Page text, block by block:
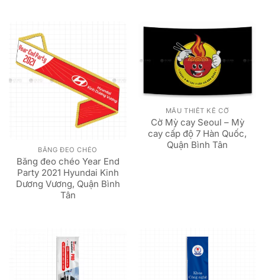
BĂNG ĐEO CHÉO
Băng đeo chéo Year End
Party 2021 Hyundai Kinh
Dương Vương, Quận Bình
Tân
MẪU THIẾT KẾ CỜ
Cờ Mỳ cay Seoul – Mỳ
cay cấp độ 7 Hàn Quốc,
Quận Bình Tân